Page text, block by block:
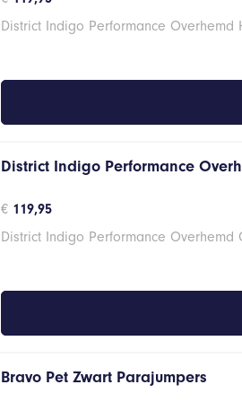
District Indigo Performance
District Indigo Performance
€ 119,95
District Indigo Performance Overhemd
Bravo Pet Zwart Parajumpers